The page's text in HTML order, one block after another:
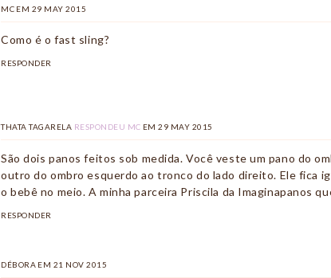
MC COMENTOU
EM 29 MAY 2015
Como é o fast sling?
RESPONDER
THATA TAGARELA RESPONDEU MC EM 29 MAY 2015
São dois panos feitos sob medida. Você veste um pano do
outro do ombro esquerdo ao tronco do lado direito. Ele fica
o bebê no meio. A minha parceira Priscila da Imaginapanos
RESPONDER
DÉBORA COMENTOU
EM 21 NOV 2015